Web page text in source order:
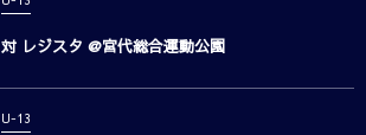
対 レジスタ @宮代総合運動公園
U-13